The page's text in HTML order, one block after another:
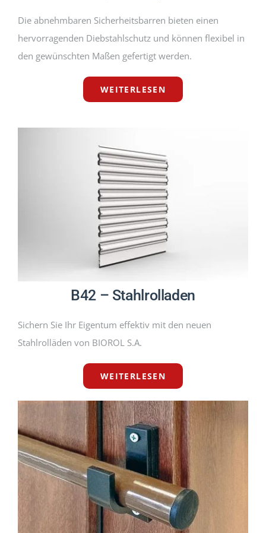
Die abnehmbaren Sicherheitsbarren bieten einen
hervorragenden Diebstahlschutz und können flexibel in
den gewünschten Maßen gefertigt werden.
WEITERLESEN
B42 – Stahlrolladen
Sichern Sie Ihr Eigentum effektiv mit den neuen
Stahlrolläden von BIOROL S.A.
WEITERLESEN